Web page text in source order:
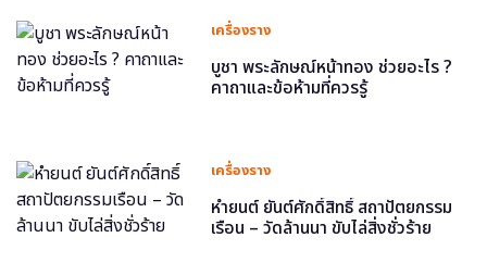
เครื่องราง
บูชา พระลักษณ์หน้าทอง ช่วยอะไร ?
คาถาและข้อห้ามที่ควรรู้
เครื่องราง
หำยนต์ ยันต์ศักดิ์สิทธิ์ สถาปัตยกรรม
เรือน – วัดล้านนา ขับไล่สิ่งชั่วร้าย